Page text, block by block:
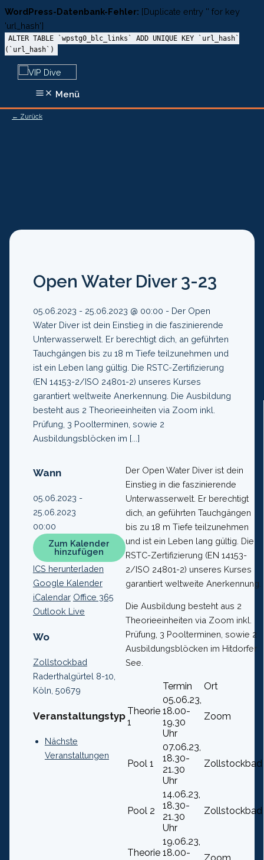
WordPress-Datenbank-Fehler: [Duplicate entry '' for key
'url_hash']
ALTER TABLE `wpstg0_blc_links` ADD UNIQUE KEY `url_hash`
(`url_hash`)
springen
Menü
← Zurück
Open Water Diver 3-23
05.06.2023 - 25.06.2023 @ 00:00 - Der Open
Water Diver ist dein Einstieg in die faszinierende
Unterwasserwelt. Er berechtigt dich, an geführten
Tauchgängen bis zu 18 m Tiefe teilzunehmen und
ist ein Leben lang gültig. Die RSTC-Zertifizierung
(EN 14153-2/ISO 24801-2) unseres Kurses
garantiert weltweite Anerkennung. Die Ausbildung
besteht aus 2 Theorieeinheiten via Zoom inkl.
Prüfung, 3 Poolterminen, sowie 2
Ausbildungsblöcken im [...]
Wann
05.06.2023 -
25.06.2023
00:00
Zum Kalender
hinzufügen
ICS herunterladen
Google Kalender
iCalendar Office 365
Outlook Live
Wo
Zollstockbad
Raderthalgürtel 8-10,
Köln, 50679
Veranstaltungstyp
Nächste
Veranstaltungen
Der Open Water Diver ist dein
Einstieg in die faszinierende
Unterwasserwelt. Er berechtigt
dich, an geführten Tauchgängen
bis zu 18 m Tiefe teilzunehmen
und ist ein Leben lang gültig. Die
RSTC-Zertifizierung (EN 14153-
2/ISO 24801-2) unseres Kurses
garantiert weltweite Anerkennung.
Die Ausbildung besteht aus 2
Theorieeinheiten via Zoom inkl.
Prüfung, 3 Poolterminen, sowie 2
Ausbildungsblöcken im Hitdorfer
See.
Termin Ort
Theorie
1
05.06.23,
18.00-
19.30
Uhr
Zoom
Pool 1
07.06.23,
18.30-
21.30
Uhr
Zollstockbad
Pool 2
14.06.23,
18.30-
21.30
Uhr
Zollstockbad
Theorie
19.06.23,
18.00-
Zoom